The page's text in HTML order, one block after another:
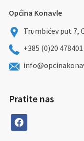
Općina Konavle
Trumbićev put 7,
+385 (0)20 478401
Pratite nas
facebook